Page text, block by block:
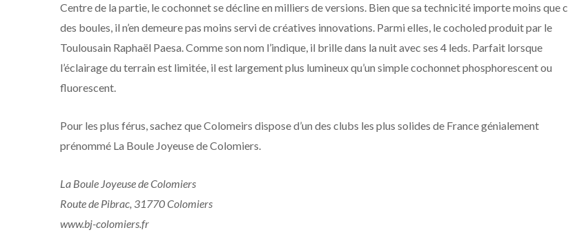
Centre de la partie, le cochonnet se décline en milliers de versions. Bien que sa technicité importe moins que
des boules, il n’en demeure pas moins servi de créatives innovations. Parmi elles, le cocholed produit par le
Toulousain Raphaël Paesa. Comme son nom l’indique, il brille dans la nuit avec ses 4 leds. Parfait lorsque
l’éclairage du terrain est limitée, il est largement plus lumineux qu’un simple cochonnet phosphorescent ou
fluorescent.
Pour les plus férus, sachez que Colomeirs dispose d’un des clubs les plus solides de France génialement
prénommé La Boule Joyeuse de Colomiers.
La Boule Joyeuse de Colomiers
Route de Pibrac, 31770 Colomiers
www.bj-colomiers.fr